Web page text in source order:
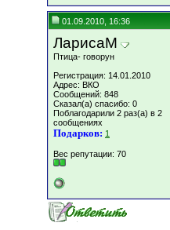
01.09.2010, 16:36
ЛарисаМ
Птица- говорун
Регистрация: 14.01.2010
Адрес: ВКО
Сообщений: 848
Сказал(а) спасибо: 0
Поблагодарили 2 раз(а) в 2
сообщениях
Подарков: 1
Вес репутации: 70